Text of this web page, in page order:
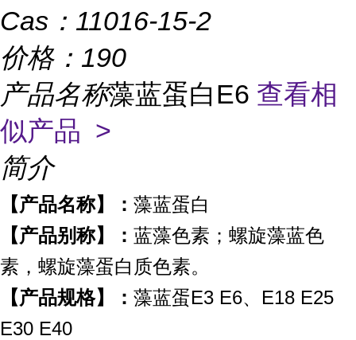
Cas： 11016-15-2
价格： 190
产品名称藻蓝蛋白E6 查看相
似产品 >
简介
【产品名称】： 藻蓝蛋白
【产品别称】： 蓝藻色素；螺旋藻蓝色
素，螺旋藻蛋白质色素。
【产品规格】： 藻蓝蛋E3 E6、E18 E25
E30 E40